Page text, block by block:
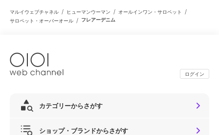
マルイウェブチャネル / ヒューマンウーマン / オールインワン・サロペット /
サロペット・オーバーオール / フレアーデニム
ログイン
カテゴリーからさがす
ショップ・ブランドからさがす